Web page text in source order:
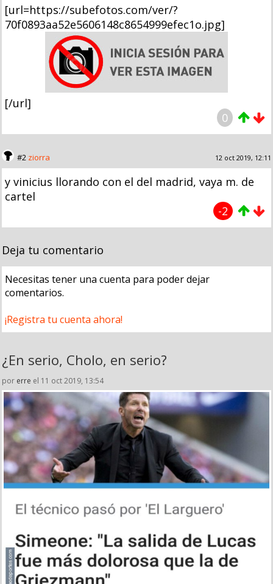
[url=https://subefotos.com/ver/?
70f0893aa52e5606148c8654999efec1o.jpg]
[/url]
0
#2 ziorra 12 oct 2019, 12:11
y vinicius llorando con el del madrid, vaya m. de
cartel
-2
Deja tu comentario
Necesitas tener una cuenta para poder dejar
comentarios.
¡Registra tu cuenta ahora!
¿En serio, Cholo, en serio?
por erre el 11 oct 2019, 13:54